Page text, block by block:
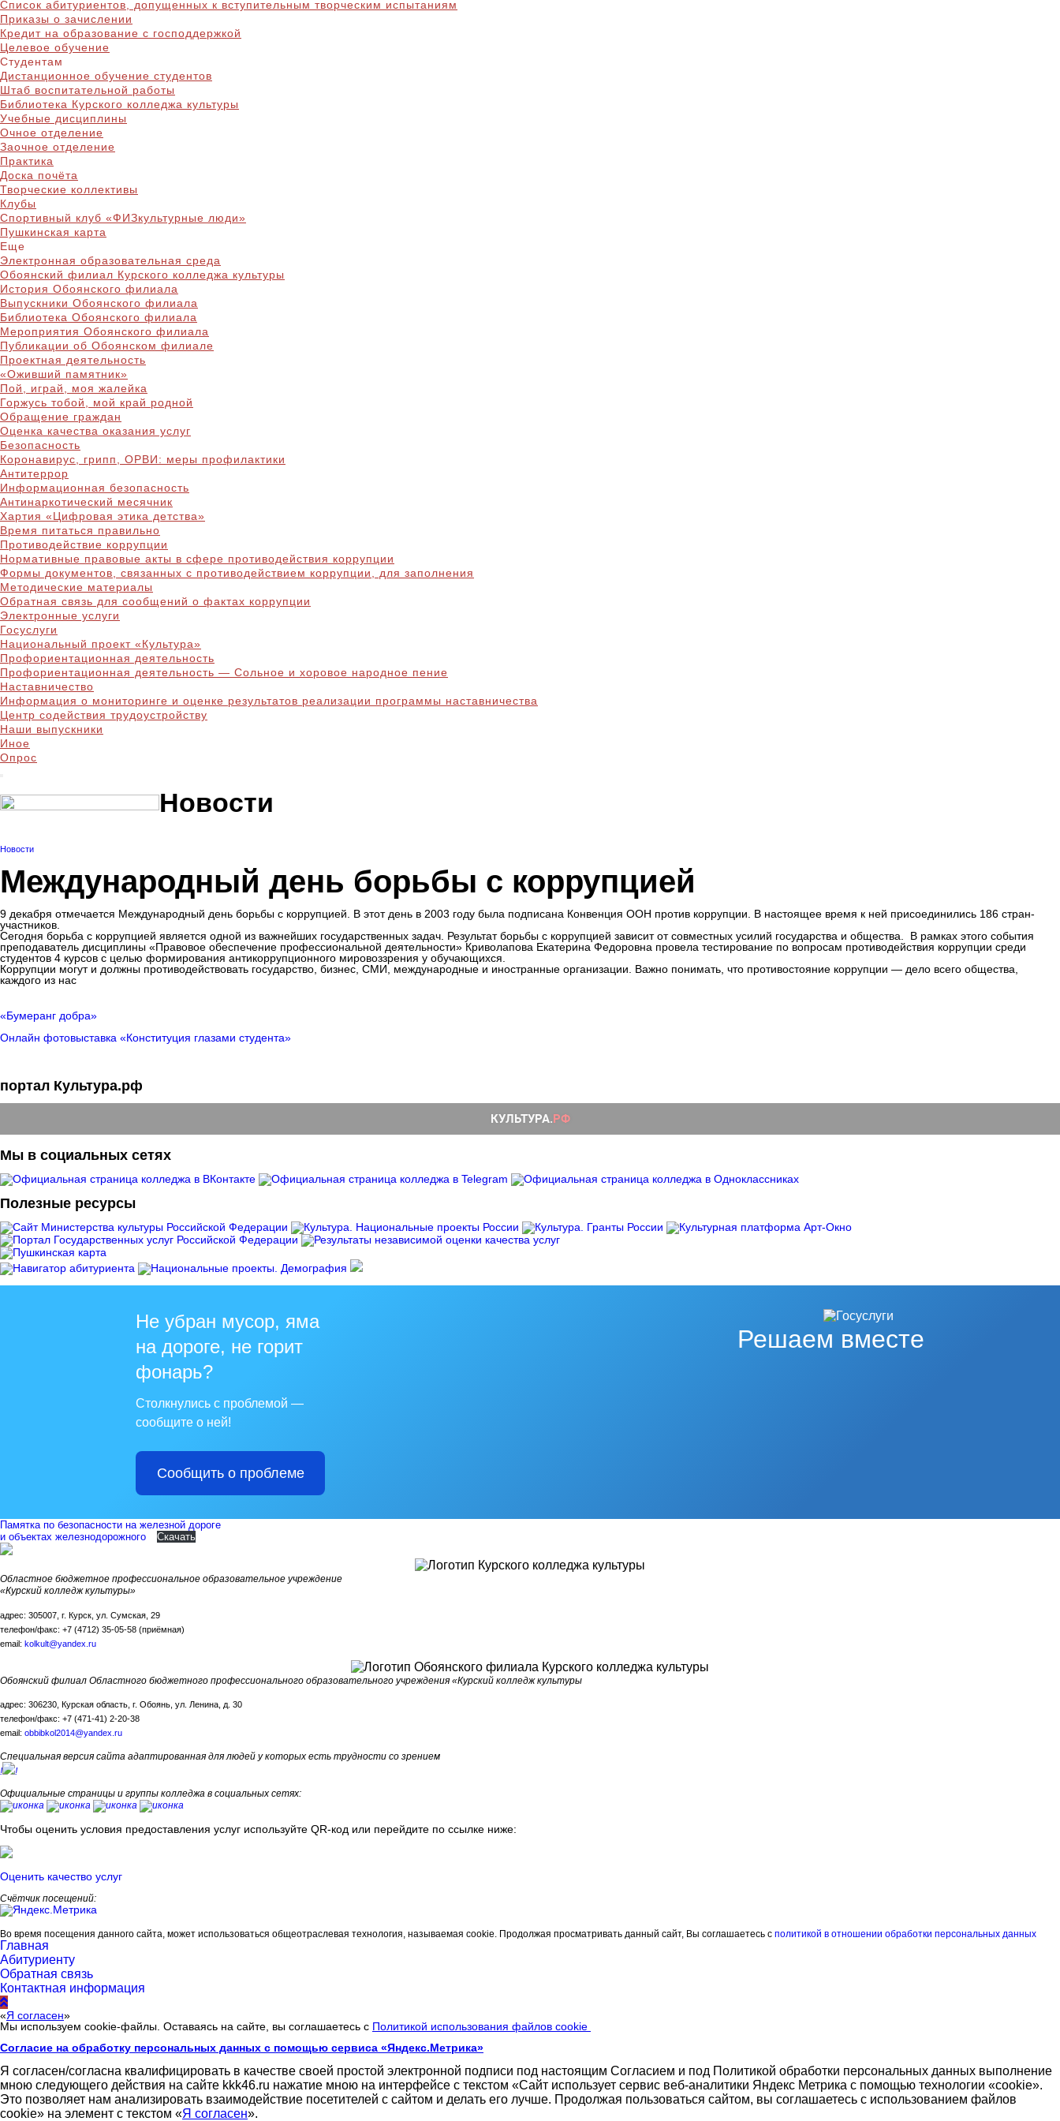
Список абитуриентов, допущенных к вступительным творческим испытаниям
Приказы о зачислении
Кредит на образование с господдержкой
Целевое обучение
Студентам
Дистанционное обучение студентов
Штаб воспитательной работы
Библиотека Курского колледжа культуры
Учебные дисциплины
Очное отделение
Заочное отделение
Практика
Доска почёта
Творческие коллективы
Клубы
Спортивный клуб «ФИЗкультурные люди»
Пушкинская карта
Еще
Электронная образовательная среда
Обоянский филиал Курского колледжа культуры
История Обоянского филиала
Выпускники Обоянского филиала
Библиотека Обоянского филиала
Мероприятия Обоянского филиала
Публикации об Обоянском филиале
Проектная деятельность
«Оживший памятник»
Пой, играй, моя жалейка
Горжусь тобой, мой край родной
Обращение граждан
Оценка качества оказания услуг
Безопасность
Коронавирус, грипп, ОРВИ: меры профилактики
Антитеррор
Информационная безопасность
Антинаркотический месячник
Хартия «Цифровая этика детства»
Время питаться правильно
Противодействие коррупции
Нормативные правовые акты в сфере противодействия коррупции
Формы документов, связанных с противодействием коррупции, для заполнения
Методические материалы
Обратная связь для сообщений о фактах коррупции
Электронные услуги
Госуслуги
Национальный проект «Культура»
Профориентационная деятельность
Профориентационная деятельность — Сольное и хоровое народное пение
Наставничество
Информация о мониторинге и оценке результатов реализации программы наставничества
Центр содействия трудоустройству
Наши выпускники
Иное
Опрос
Новости
Новости
Международный день борьбы с коррупцией
9 декабря отмечается Международный день борьбы с коррупцией. В этот день в 2003 году была подписана Конвенция ООН против коррупции. В настоящее время к ней присоединились 186 стран-
участников.
Сегодня борьба с коррупцией является одной из важнейших государственных задач. Результат борьбы с коррупцией зависит от совместных усилий государства и общества. В рамках этого события
преподаватель дисциплины «Правовое обеспечение профессиональной деятельности» Криволапова Екатерина Федоровна провела тестирование по вопросам противодействия коррупции среди
студентов 4 курсов с целью формирования антикоррупционного мировоззрения у обучающихся.
Коррупции могут и должны противодействовать государство, бизнес, СМИ, международные и иностранные организации. Важно понимать, что противостояние коррупции — дело всего общества,
каждого из нас
«Бумеранг добра»
Онлайн фотовыставка «Конституция глазами студента»
портал Культура.рф
Мы в социальных сетях
Полезные ресурсы
Решаем вместе
Не убран мусор, яма
на дороге, не горит
фонарь?
Столкнулись с проблемой —
сообщите о ней!
Сообщить о проблеме
Памятка по безопасности на железной дороге
и объектах железнодорожного
Скачать
Областное бюджетное профессиональное образовательное учреждение
«Курский колледж культуры»
адрес: 305007, г. Курск, ул. Сумская, 29
телефон/факс: +7 (4712) 35-05-58 (приёмная)
email: kolkult@yandex.ru
Обоянский филиал Областного бюджетного профессионального образовательного учреждения «Курский колледж культуры
адрес: 306230, Курская область, г. Обоянь, ул. Ленина, д. 30
телефон/факс: +7 (471-41) 2-20-38
email: obbibkol2014@yandex.ru
Специальная версия сайта адаптированная для людей у которых есть трудности со зрением
!
!
Официальные страницы и группы колледжа в социальных сетях:
Чтобы оценить условия предоставления услуг используйте QR-код или перейдите по ссылке ниже:
Оценить качество услуг
Счётчик посещений:
Во время посещения данного сайта, может использоваться общеотраслевая технология, называемая cookie. Продолжая просматривать данный сайт, Вы соглашаетесь с политикой в отношении обработки персональных данных
Главная
Абитуриенту
Обратная связь
Контактная информация
«Я согласен»
Мы используем cookie-файлы. Оставаясь на сайте, вы соглашаетесь с Политикой использования файлов cookie
Согласие на обработку персональных данных с помощью сервиса «Яндекс.Метрика»
Я согласен/согласна квалифицировать в качестве своей простой электронной подписи под настоящим Согласием и под Политикой обработки персональных данных выполнение
мною следующего действия на сайте kkk46.ru нажатие мною на интерфейсе с текстом «Сайт использует сервис веб-аналитики Яндекс Метрика с помощью технологии «cookie».
Это позволяет нам анализировать взаимодействие посетителей с сайтом и делать его лучше. Продолжая пользоваться сайтом, вы соглашаетесь с использованием файлов
cookie» на элемент с текстом «Я согласен».